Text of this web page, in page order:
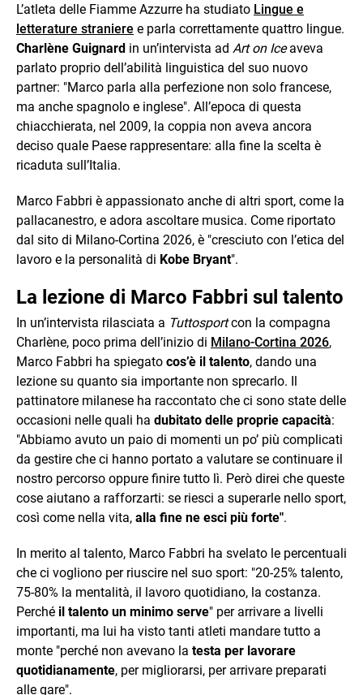
L’atleta delle Fiamme Azzurre ha studiato Lingue e
letterature straniere e parla correttamente quattro lingue.
Charlène Guignard in un’intervista ad Art on Iceaveva
parlato proprio dell’abilità linguistica del suo nuovo
partner: "Marco parla alla perfezione non solo francese,
ma anche spagnolo e inglese". All’epoca di questa
chiacchierata, nel 2009, la coppia non aveva ancora
deciso quale Paese rappresentare: alla fine la scelta è
ricaduta sull’Italia.
Marco Fabbri è appassionato anche di altri sport, come la
pallacanestro, e adora ascoltare musica. Come riportato
dal sito di Milano-Cortina 2026, è "cresciuto con l’etica del
lavoro e la personalità di Kobe Bryant".
La lezione di Marco Fabbri sul talento
In un’intervista rilasciata a Tuttosportcon la compagna
Charlène, poco prima dell’inizio di Milano-Cortina 2026,
Marco Fabbri ha spiegato cos’è il talento, dando una
lezione su quanto sia importante non sprecarlo. Il
pattinatore milanese ha raccontato che ci sono state delle
occasioni nelle quali ha dubitato delle proprie capacità:
"Abbiamo avuto un paio di momenti un po’ più complicati
da gestire che ci hanno portato a valutare se continuare il
nostro percorso oppure finire tutto lì. Però direi che queste
cose aiutano a rafforzarti: se riesci a superarle nello sport,
così come nella vita, alla fine ne esci più forte".
In merito al talento, Marco Fabbri ha svelato le percentuali
che ci vogliono per riuscire nel suo sport: "20-25% talento,
75-80% la mentalità, il lavoro quotidiano, la costanza.
Perché il talento un minimo serve" per arrivare a livelli
importanti, ma lui ha visto tanti atleti mandare tutto a
monte "perché non avevano la testa per lavorare
quotidianamente, per migliorarsi, per arrivare preparati
alle gare".